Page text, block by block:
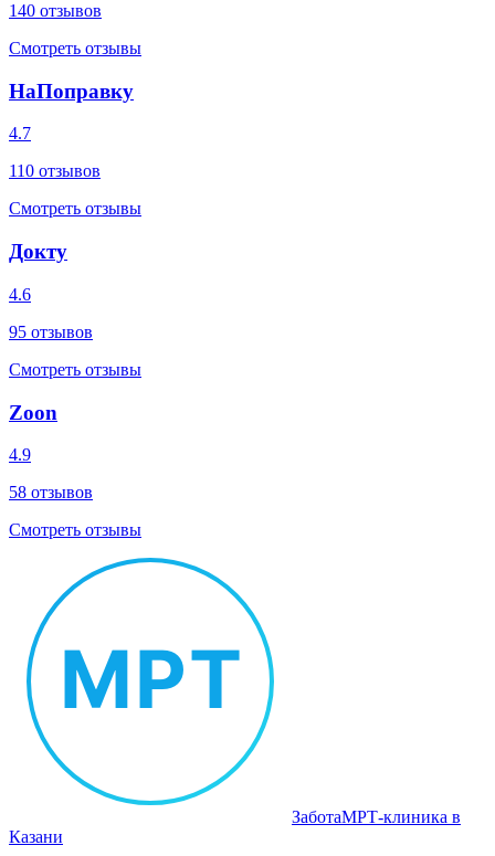
140 отзывов
Смотреть отзывы
НаПоправку
4.7
110 отзывов
Смотреть отзывы
Докту
4.6
95 отзывов
Смотреть отзывы
Zoon
4.9
58 отзывов
Смотреть отзывы
ЗаботаМРТ‑клиника в
Казани